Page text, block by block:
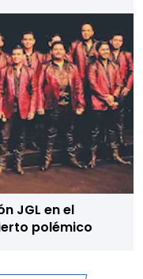
JGL en el
polémico